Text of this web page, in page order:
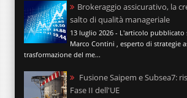
Brokeraggio assicurativo, la
salto di qualità manageriale
13 luglio 2026 - L'articolo pubblicato
Marco Contini , esperto di strategie
trasformazione del me...
Fusione Saipem e Subsea7:
Fase II dell'UE